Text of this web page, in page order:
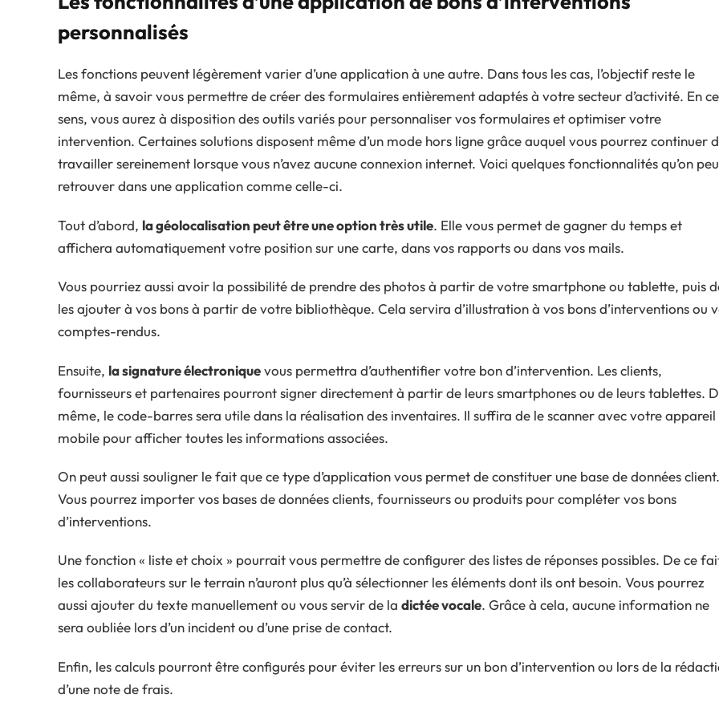
personnalisés
Les fonctions peuvent légèrement varier d’une application à une autre. Dans tous les cas, l’objectif reste le
même, à savoir vous permettre de créer des formulaires entièrement adaptés à votre secteur d’activité. En ce
sens, vous aurez à disposition des outils variés pour personnaliser vos formulaires et optimiser votre
intervention. Certaines solutions disposent même d’un mode hors ligne grâce auquel vous pourrez continuer
travailler sereinement lorsque vous n’avez aucune connexion internet. Voici quelques fonctionnalités qu’on
retrouver dans une application comme celle-ci.
Tout d’abord, la géolocalisation peut être une option très utile. Elle vous permet de gagner du temps et
affichera automatiquement votre position sur une carte, dans vos rapports ou dans vos mails.
Vous pourriez aussi avoir la possibilité de prendre des photos à partir de votre smartphone ou tablette, puis
les ajouter à vos bons à partir de votre bibliothèque. Cela servira d’illustration à vos bons d’interventions ou
comptes-rendus.
Ensuite, la signature électroniquevous permettra d’authentifier votre bon d’intervention. Les clients,
fournisseurs et partenaires pourront signer directement à partir de leurs smartphones ou de leurs tablettes.
même, le code-barres sera utile dans la réalisation des inventaires. Il suffira de le scanner avec votre appareil
mobile pour afficher toutes les informations associées.
On peut aussi souligner le fait que ce type d’application vous permet de constituer une base de données client.
Vous pourrez importer vos bases de données clients, fournisseurs ou produits pour compléter vos bons
d’interventions.
Une fonction « liste et choix » pourrait vous permettre de configurer des listes de réponses possibles. De ce
les collaborateurs sur le terrain n’auront plus qu’à sélectionner les éléments dont ils ont besoin. Vous pourrez
aussi ajouter du texte manuellement ou vous servir de la dictée vocale. Grâce à cela, aucune information ne
sera oubliée lors d’un incident ou d’une prise de contact.
Enfin, les calculs pourront être configurés pour éviter les erreurs sur un bon d’intervention ou lors de la
d’une note de frais.